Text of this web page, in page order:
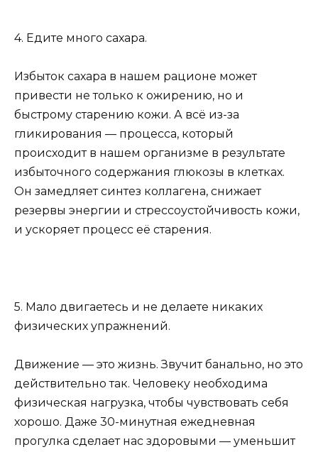
4. Едите много сахара.
Избыток сахара в нашем рационе может
привести не только к ожирению, но и
быстрому старению кожи. А всё из-за
гликирования — процесса, который
происходит в нашем организме в результате
избыточного содержания глюкозы в клетках.
Он замедляет синтез коллагена, снижает
резервы энергии и стрессоустойчивость кожи,
и ускоряет процесс её старения.
5. Мало двигаетесь и не делаете никаких
физических упражнений.
Движение — это жизнь. Звучит банально, но это
действительно так. Человеку необходима
физическая нагрузка, чтобы чувствовать себя
хорошо. Даже 30-минутная ежедневная
прогулка сделает нас здоровыми — уменьшит